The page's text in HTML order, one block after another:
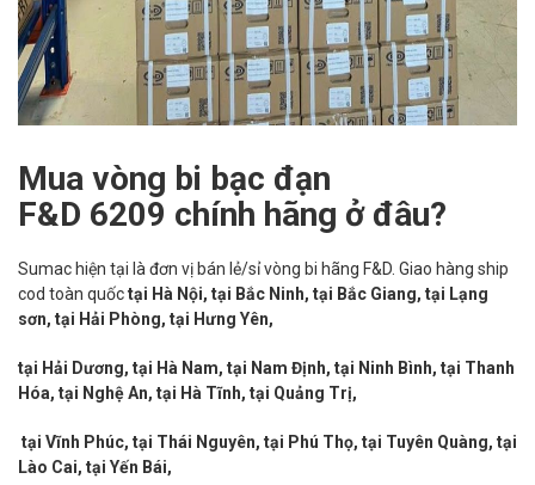
Mua vòng bi bạc đạn
F&D 6209 chính hãng ở đâu?
Sumac hiện tại là đơn vị bán lẻ/sỉ vòng bi hãng F&D. Giao hàng ship
cod toàn quốctại Hà Nội, tại Bắc Ninh, tại Bắc Giang, tại Lạng
sơn, tại Hải Phòng, tại Hưng Yên,
tại Hải Dương, tại Hà Nam, tại Nam Định, tại Ninh Bình, tại Thanh
Hóa, tại Nghệ An, tại Hà Tĩnh, tại Quảng Trị,
tại Vĩnh Phúc, tại Thái Nguyên, tại Phú Thọ, tại Tuyên Quàng, tại
Lào Cai, tại Yến Bái,